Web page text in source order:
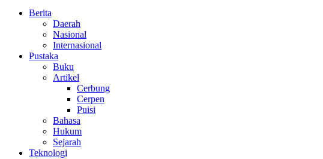
Berita
Daerah
Nasional
Internasional
Pustaka
Buku
Artikel
Cerbung
Cerpen
Puisi
Bahasa
Hukum
Sejarah
Teknologi